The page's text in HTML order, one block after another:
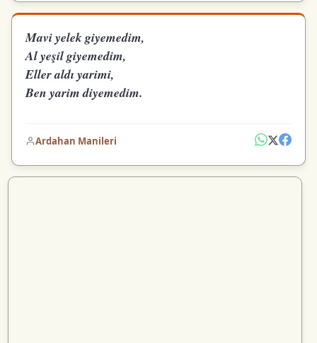
Mavi yelek giyemedim,
Al yeşil giyemedim,
Eller aldı yarimi,
Ben yarim diyemedim.
Ardahan Manileri